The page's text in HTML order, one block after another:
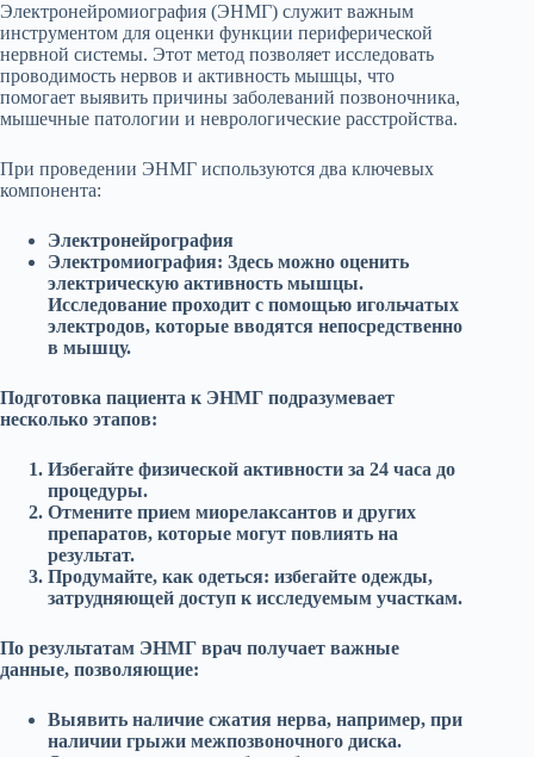
Электронейромиография (ЭНМГ) служит важным
инструментом для оценки функции периферической
нервной системы. Этот метод позволяет исследовать
проводимость нервов и активность мышцы, что
помогает выявить причины заболеваний позвоночника,
мышечные патологии и неврологические расстройства.
При проведении ЭНМГ используются два ключевых
компонента:
Электронейрография
Электромиография: Здесь можно оценить
электрическую активность мышцы.
Исследование проходит с помощью игольчатых
электродов, которые вводятся непосредственно
в мышцу.
Подготовка пациента к ЭНМГ подразумевает
несколько этапов:
Избегайте физической активности за 24 часа до
процедуры.
Отмените прием миорелаксантов и других
препаратов, которые могут повлиять на
результат.
Продумайте, как одеться: избегайте одежды,
затрудняющей доступ к исследуемым участкам.
По результатам ЭНМГ врач получает важные
данные, позволяющие:
Выявить наличие сжатия нерва, например, при
наличии грыжи межпозвоночного диска.